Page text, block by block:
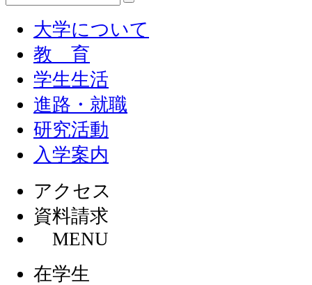
大学について
教 育
学生生活
進路・就職
研究活動
入学案内
アクセス
資料請求
MENU
在学生